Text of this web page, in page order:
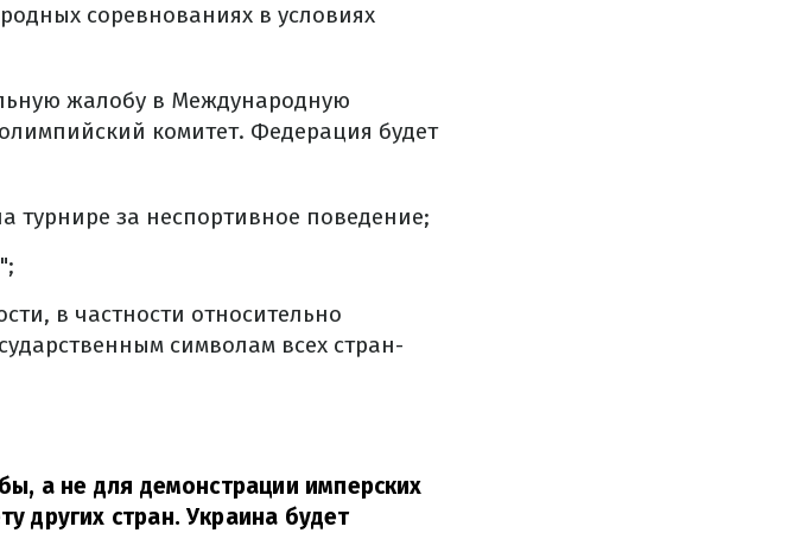
соревнованиях в условиях
жалобу в Международную
комитет. Федерация будет
турнире за неспортивное поведение;
в частности относительно
символам всех стран-
а не для демонстрации имперских
других стран. Украина будет